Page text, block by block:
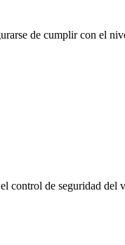
de cumplir con el
control de seguridad del